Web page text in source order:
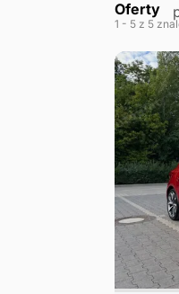
Oferty
1 - 5 z 5